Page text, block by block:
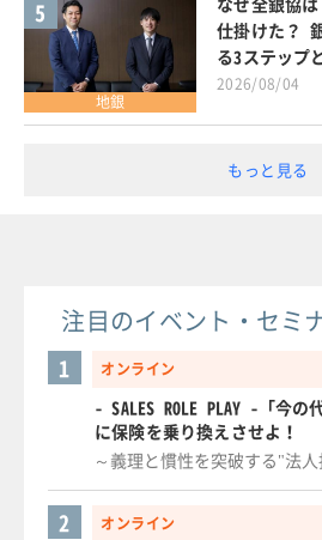
5
地銀
仕掛けた？
る3ステップ
2026/08/04
もっと見る
注目のイベント・セミ
オンライン
1
- SALES ROLE PLAY -「今の
に保険を乗り換えさせよ！
～義理と慣性を突破する"法
オンライン
2